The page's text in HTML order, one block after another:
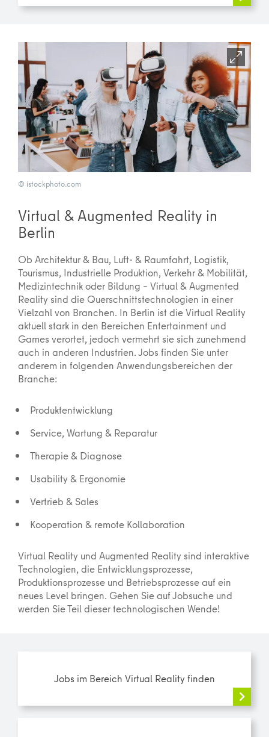
© istockphoto.com
Virtual & Augmented Reality in
Berlin
Ob Architektur & Bau, Luft- & Raumfahrt, Logistik,
Tourismus, Industrielle Produktion, Verkehr & Mobilität,
Medizintechnik oder Bildung – Virtual & Augmented
Reality sind die Querschnittstechnologien in einer
Vielzahl von Branchen. In Berlin ist die Virtual Reality
aktuell stark in den Bereichen Entertainment und
Games verortet, jedoch vermehrt sie sich zunehmend
auch in anderen Industrien. Jobs finden Sie unter
anderem in folgenden Anwendungsbereichen der
Branche:
Produktentwicklung
Service, Wartung & Reparatur
Therapie & Diagnose
Usability & Ergonomie
Vertrieb & Sales
Kooperation & remote Kollaboration
Virtual Reality und Augmented Reality sind interaktive
Technologien, die Entwicklungsprozesse,
Produktionsprozesse und Betriebsprozesse auf ein
neues Level bringen. Gehen Sie auf Jobsuche und
werden Sie Teil dieser technologischen Wende!
Jobs im Bereich Virtual Reality finden